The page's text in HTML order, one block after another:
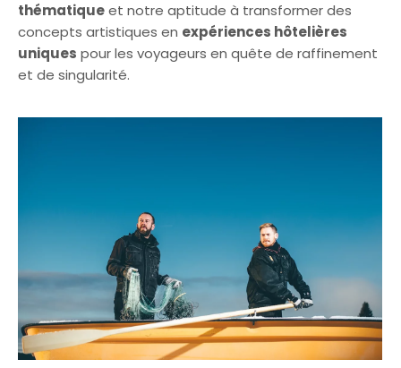
thématiqueet notre aptitude à transformer des
concepts artistiques en expériences hôtelières
uniques pour les voyageurs en quête de raffinement
et de singularité.